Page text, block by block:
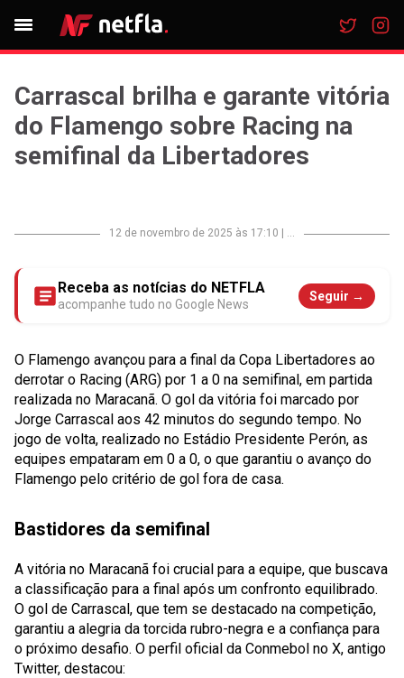
Carrascal brilha e garante vitória
do Flamengo sobre Racing na
semifinal da Libertadores
12 de novembro de 2025 às 17:10 ...
Receba as notícias do NETFLA
acompanhe tudo no Google News
Seguir →
O Flamengo avançou para a final da Copa Libertadores ao
derrotar o Racing (ARG) por 1 a 0 na semifinal, em partida
realizada no Maracanã. O gol da vitória foi marcado por
Jorge Carrascal aos 42 minutos do segundo tempo. No
jogo de volta, realizado no Estádio Presidente Perón, as
equipes empataram em 0 a 0, o que garantiu o avanço do
Flamengo pelo critério de gol fora de casa.
Bastidores da semifinal
A vitória no Maracanã foi crucial para a equipe, que buscava
a classificação para a final após um confronto equilibrado.
O gol de Carrascal, que tem se destacado na competição,
garantiu a alegria da torcida rubro-negra e a confiança para
o próximo desafio. O perfil oficial da Conmebol no X, antigo
Twitter, destacou: